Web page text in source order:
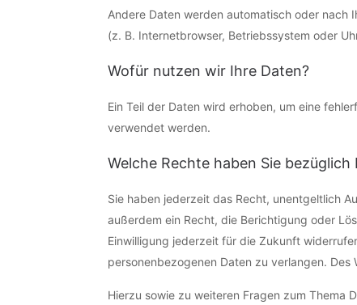
Andere Daten werden automatisch oder nach
(z. B. Internetbrowser, Betriebssystem oder
Wofür nutzen wir Ihre Daten?
Ein Teil der Daten wird erhoben, um eine
verwendet werden.
Welche Rechte haben Sie bezüglich
Sie haben jederzeit das Recht, unentgeltlich
außerdem ein Recht, die Berichtigung oder
Einwilligung jederzeit für die Zukunft
personenbezogenen Daten zu verlangen.
Hierzu sowie zu weiteren Fragen zum Thema